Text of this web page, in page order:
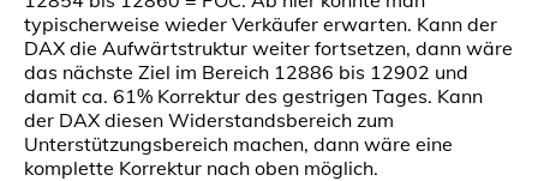
typischerweise wieder Verkäufer erwarten. Kann der
DAX die Aufwärtstruktur weiter fortsetzen, dann wäre
das nächste Ziel im Bereich 12886 bis 12902 und
damit ca. 61% Korrektur des gestrigen Tages. Kann
der DAX diesen Widerstandsbereich zum
Unterstützungsbereich machen, dann wäre eine
komplette Korrektur nach oben möglich.